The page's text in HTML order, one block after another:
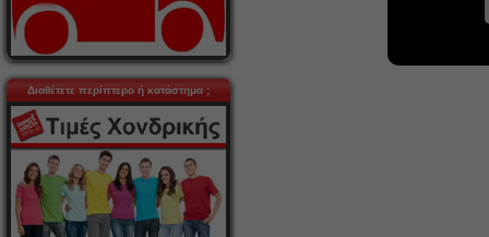
Διαθέτετε περίπτερο ή κατάστημα ;